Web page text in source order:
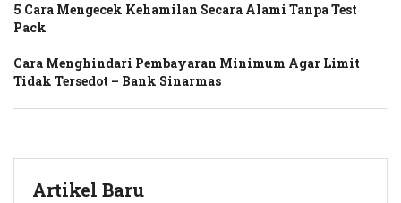
5 Cara Mengecek Kehamilan Secara Alami Tanpa Test
Pack
Cara Menghindari Pembayaran Minimum Agar Limit
Tidak Tersedot – Bank Sinarmas
Artikel Baru